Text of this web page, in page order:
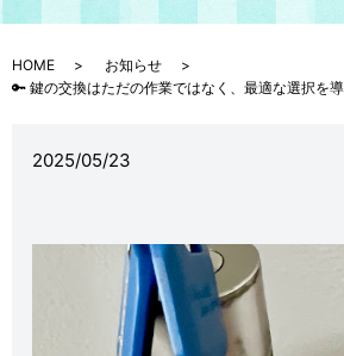
HOME
お知らせ
🔑 鍵の交換はただの作業ではなく、最適な選択を導
2025/05/23